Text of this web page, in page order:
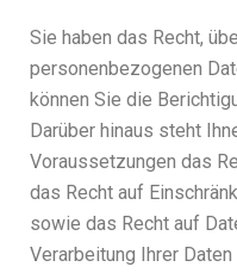
Sie haben das Recht,
personenbezogenen
können Sie die
Darüber hinaus steht
Voraussetzungen das
das Recht auf
sowie das Recht auf
Verarbeitung Ihrer